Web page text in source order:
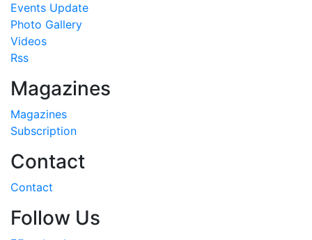
Events Update
Photo Gallery
Videos
Rss
Magazines
Magazines
Subscription
Contact
Contact
Follow Us